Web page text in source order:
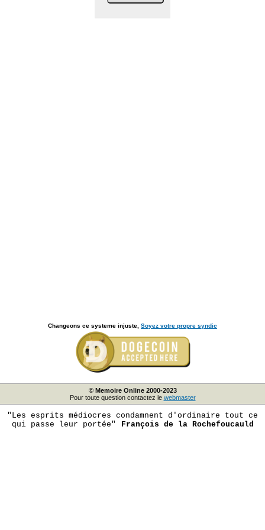
Changeons ce systeme injuste, Soyez votre propre syndic
© Memoire Online 2000-2023
Pour toute question contactez le webmaster
"Les esprits médiocres condamnent d'ordinaire tout ce
qui passe leur portée"
François de la Rochefoucauld